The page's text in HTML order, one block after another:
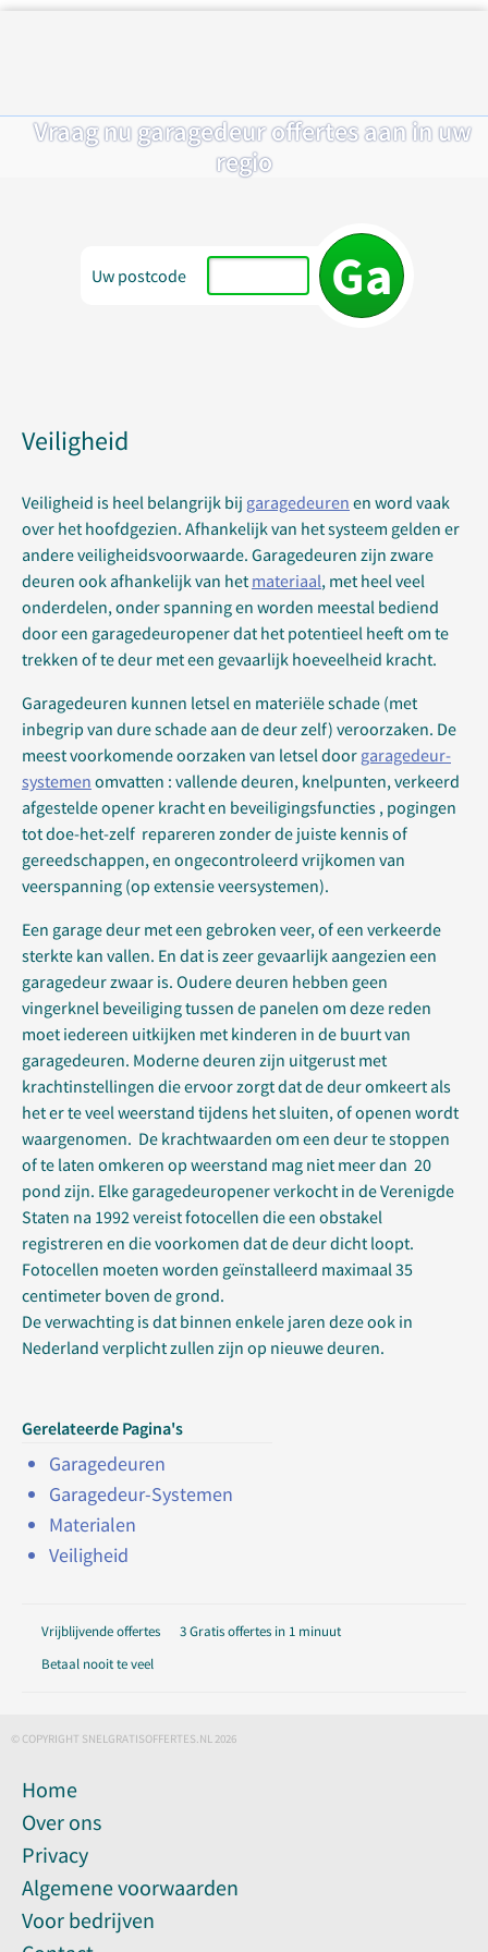
Vraag nu garagedeur offertes aan in uw
regio
Uw postcode
Veiligheid
Veiligheid is heel belangrijk bij garagedeuren en word vaak
over het hoofdgezien. Afhankelijk van het systeem gelden er
andere veiligheidsvoorwaarde. Garagedeuren zijn zware
deuren ook afhankelijk van het materiaal, met heel veel
onderdelen, onder spanning en worden meestal bediend
door een garagedeuropener dat het potentieel heeft om te
trekken of te deur met een gevaarlijk hoeveelheid kracht.
Garagedeuren kunnen letsel en materiële schade (met
inbegrip van dure schade aan de deur zelf) veroorzaken. De
meest voorkomende oorzaken van letsel door garagedeur-
systemen omvatten : vallende deuren, knelpunten, verkeerd
afgestelde opener kracht en beveiligingsfuncties , pogingen
tot doe-het-zelf repareren zonder de juiste kennis of
gereedschappen, en ongecontroleerd vrijkomen van
veerspanning (op extensie veersystemen).
Een garage deur met een gebroken veer, of een verkeerde
sterkte kan vallen. En dat is zeer gevaarlijk aangezien een
garagedeur zwaar is. Oudere deuren hebben geen
vingerknel beveiliging tussen de panelen om deze reden
moet iedereen uitkijken met kinderen in de buurt van
garagedeuren. Moderne deuren zijn uitgerust met
krachtinstellingen die ervoor zorgt dat de deur omkeert als
het er te veel weerstand tijdens het sluiten, of openen wordt
waargenomen. De krachtwaarden om een deur te stoppen
of te laten omkeren op weerstand mag niet meer dan 20
pond zijn. Elke garagedeuropener verkocht in de Verenigde
Staten na 1992 vereist fotocellen die een obstakel
registreren en die voorkomen dat de deur dicht loopt.
Fotocellen moeten worden geïnstalleerd maximaal 35
centimeter boven de grond.
De verwachting is dat binnen enkele jaren deze ook in
Nederland verplicht zullen zijn op nieuwe deuren.
Gerelateerde Pagina's
Garagedeuren
Garagedeur-Systemen
Materialen
Veiligheid
Vrijblijvende offertes
3 Gratis offertes in 1 minuut
Betaal nooit te veel
© COPYRIGHT SNELGRATISOFFERTES.NL 2026
Home
Over ons
Privacy
Algemene voorwaarden
Voor bedrijven